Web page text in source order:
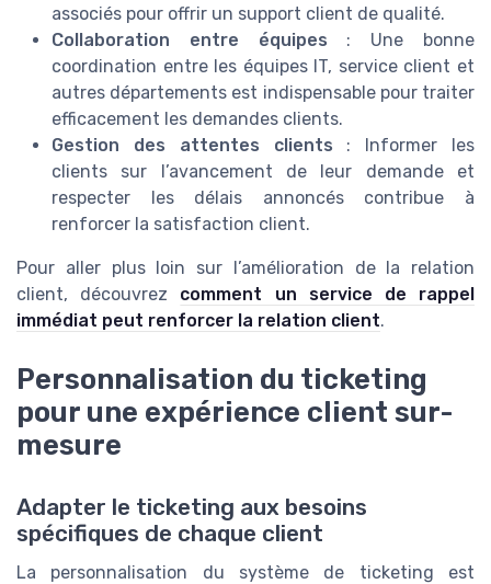
associés pour offrir un support client de qualité.
Collaboration entre équipes : Une bonne
coordination entre les équipes IT, service client et
autres départements est indispensable pour traiter
efficacement les demandes clients.
Gestion des attentes clients : Informer les
clients sur l’avancement de leur demande et
respecter les délais annoncés contribue à
renforcer la satisfaction client.
Pour aller plus loin sur l’amélioration de la relation
client, découvrez comment un service de rappel
immédiat peut renforcer la relation client.
Personnalisation du ticketing
pour une expérience client sur-
mesure
Adapter le ticketing aux besoins
spécifiques de chaque client
La personnalisation du système de ticketing est